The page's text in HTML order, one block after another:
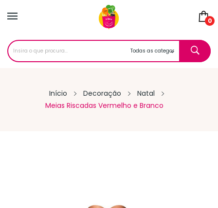
0
Início Decoração
Natal
Meias Riscadas Vermelho e Branco